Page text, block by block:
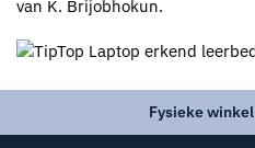
van K. Brijobhokun.
Fysieke winkel